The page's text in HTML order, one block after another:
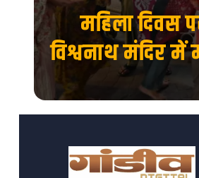
महिला दिवस
विश्वनाथ मंदिर
लिए विशेष